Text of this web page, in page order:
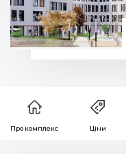
Про комплекс Ціни